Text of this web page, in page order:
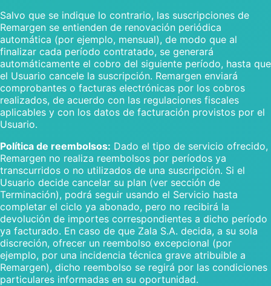
Salvo que se indique lo contrario, las suscripciones de
Remargen se entienden de renovación periódica
automática (por ejemplo, mensual), de modo que al
finalizar cada período contratado, se generará
automáticamente el cobro del siguiente período, hasta que
el Usuario cancele la suscripción. Remargen enviará
comprobantes o facturas electrónicas por los cobros
realizados, de acuerdo con las regulaciones fiscales
aplicables y con los datos de facturación provistos por el
Usuario.
Política de reembolsos: Dado el tipo de servicio ofrecido,
Remargen no realiza reembolsos por períodos ya
transcurridos o no utilizados de una suscripción. Si el
Usuario decide cancelar su plan (ver sección de
Terminación), podrá seguir usando el Servicio hasta
completar el ciclo ya abonado, pero no recibirá la
devolución de importes correspondientes a dicho período
ya facturado. En caso de que Zala S.A. decida, a su sola
discreción, ofrecer un reembolso excepcional (por
ejemplo, por una incidencia técnica grave atribuible a
Remargen), dicho reembolso se regirá por las condiciones
particulares informadas en su oportunidad.